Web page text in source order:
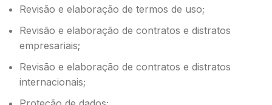
Revisão e elaboração de termos de uso;
Revisão e elaboração de contratos e distratos
empresariais;
Revisão e elaboração de contratos e distratos
internacionais;